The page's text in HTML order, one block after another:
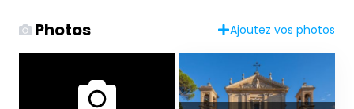
Photos Ajoutez vos photos